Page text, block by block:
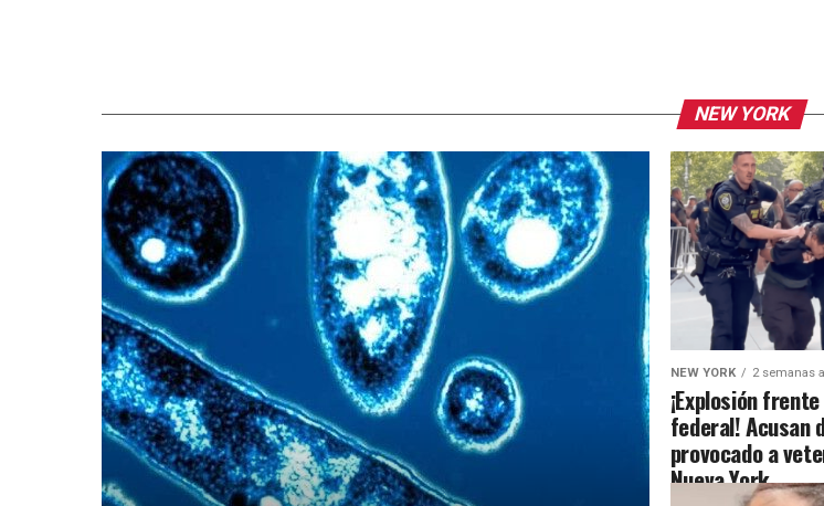
NEW YORK
NEW YORK 2 semanas
¡Explosión
federal! Acusan
provocado a
Nueva York